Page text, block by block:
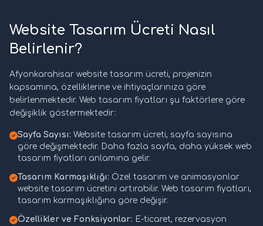
Website Tasarım Ücreti Nasıl
Belirlenir?
Afyonkarahisar website tasarım ücreti, projenizin
kapsamına, özelliklerine ve ihtiyaçlarınıza göre
belirlenmektedir. Web tasarım fiyatları şu faktörlere göre
değişiklik göstermektedir:
Sayfa Sayısı: Website tasarım ücreti, sayfa sayısına
göre değişmektedir. Daha fazla sayfa, daha yüksek web
tasarım fiyatları anlamına gelir.
Tasarım Karmaşıklığı: Özel tasarım ve animasyonlar
website tasarım ücretini artırabilir. Web tasarım fiyatları,
tasarım karmaşıklığına göre değişir.
Özellikler ve Fonksiyonlar: E-ticaret, rezervasyon